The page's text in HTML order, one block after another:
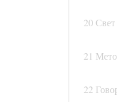
20
21
22